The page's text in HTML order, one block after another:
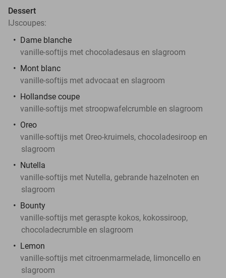
Dessert
IJscoupes:
Dame blanche
vanille-softijs met chocoladesaus en slagroom
Mont blanc
vanille-softijs met advocaat en slagroom
Hollandse coupe
vanille-softijs met stroopwafelcrumble en slagroom
Oreo
vanille-softijs met Oreo-kruimels, chocoladesiroop en
slagroom
Nutella
vanille-softijs met Nutella, gebrande hazelnoten en
slagroom
Bounty
vanille-softijs met geraspte kokos, kokossiroop,
chocoladecrumble en slagroom
Lemon
vanille-softijs met citroenmarmelade, limoncello en
slagroom